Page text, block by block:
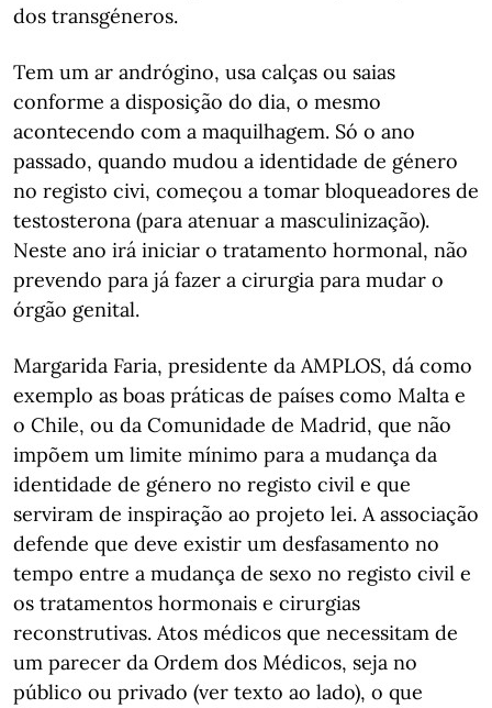
dos transgéneros.
Tem um ar andrógino, usa calças ou saias
conforme a disposição do dia, o mesmo
acontecendo com a maquilhagem. Só o ano
passado, quando mudou a identidade de género
no registo civi, começou a tomar bloqueadores de
testosterona (para atenuar a masculinização).
Neste ano irá iniciar o tratamento hormonal, não
prevendo para já fazer a cirurgia para mudar o
órgão genital.
Margarida Faria, presidente da AMPLOS, dá como
exemplo as boas práticas de países como Malta e
o Chile, ou da Comunidade de Madrid, que não
impõem um limite mínimo para a mudança da
identidade de género no registo civil e que
serviram de inspiração ao projeto lei. A associação
defende que deve existir um desfasamento no
tempo entre a mudança de sexo no registo civil e
os tratamentos hormonais e cirurgias
reconstrutivas. Atos médicos que necessitam de
um parecer da Ordem dos Médicos, seja no
público ou privado (ver texto ao lado), o que